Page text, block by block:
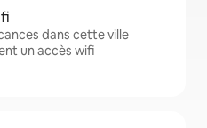
dans cette ville
un accès wifi